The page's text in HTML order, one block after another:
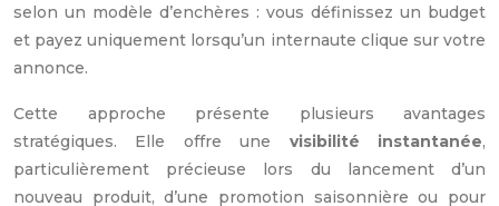
selon un modèle d’enchères : vous définissez un budget
et payez uniquement lorsqu’un internaute clique sur votre
annonce.
Cette approche présente plusieurs avantages
stratégiques. Elle offre une visibilité instantanée,
particulièrement précieuse lors du lancement d’un
nouveau produit, d’une promotion saisonnière ou pour